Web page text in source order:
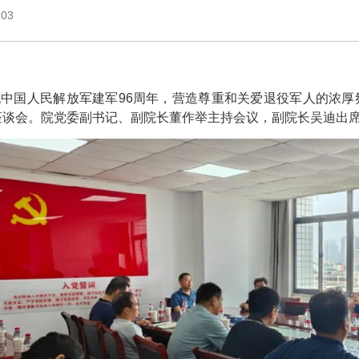
民解放军建军96周年，营造尊重和关爱退役军人的浓厚
谈会。院党委副书记、副院长董作举主持会议，副院长吴迪出